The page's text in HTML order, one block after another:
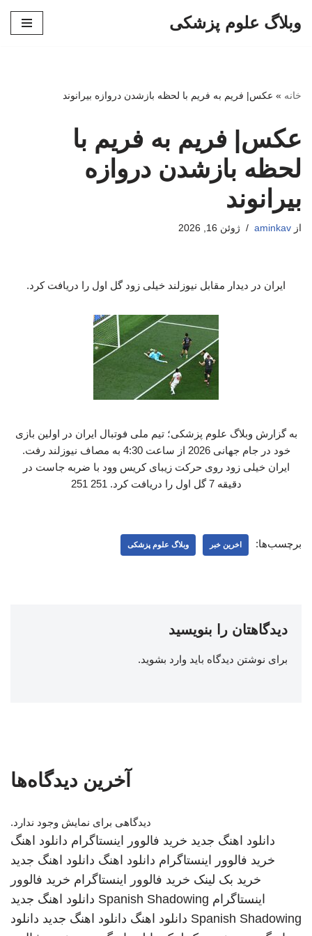
وبلاگ علوم پزشکی
خانه » عکس| فریم به فریم با لحظه بازشدن دروازه بیرانوند
عکس| فریم به فریم با
لحظه بازشدن دروازه
بیرانوند
از aminkav ژوئن 16, 2026
ایران در دیدار مقابل نیوزلند خیلی زود گل اول را دریافت کرد.
به گزارش وبلاگ علوم پزشکی؛ تیم ملی فوتبال ایران در اولین بازی
خود در جام جهانی 2026 از ساعت 4:30 به مصاف نیوزلند رفت.
ایران خیلی زود روی حرکت زیبای کریس وود با ضربه جاست در
دقیقه 7 گل اول را دریافت کرد. 251 251
برچسب‌ها: اخرین خبر وبلاگ علوم پزشکی
دیدگاهتان را بنویسید
برای نوشتن دیدگاه باید وارد بشوید.
آخرین دیدگاه‌ها
دیدگاهی برای نمایش وجود ندارد.
دانلود اهنگ جدید خرید فالوور اینستاگرام دانلود اهنگ
خرید فالوور اینستاگرام دانلود اهنگ دانلود اهنگ جدید
خرید بک لینک خرید فالوور اینستاگرام خرید فالوور
اینستاگرام Spanish Shadowing دانلود اهنگ جدید
Spanish Shadowing دانلود اهنگ دانلود اهنگ جدید دانلود